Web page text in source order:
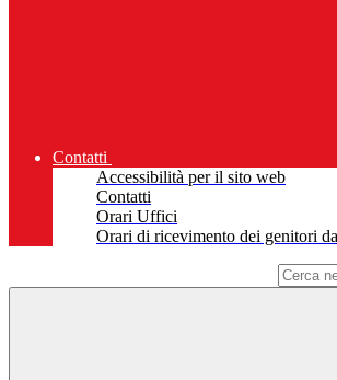
Contatti
Accessibilità per il sito web
Contatti
Orari Uffici
Orari di ricevimento dei genitori